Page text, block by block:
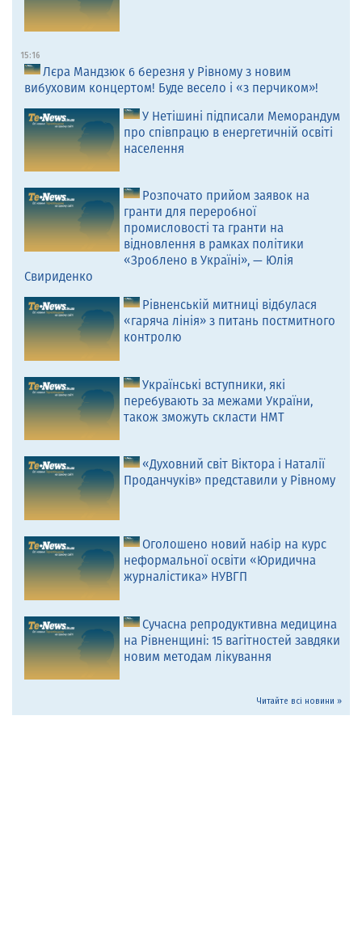
15:16
Лєра Мандзюк 6 березня у Рівному з новим
вибуховим концертом! Буде весело і «з перчиком»!
У Нетішині підписали Меморандум
про співпрацю в енергетичній освіті
населення
Розпочато прийом заявок на
гранти для переробної
промисловості та гранти на
відновлення в рамках політики
«Зроблено в Україні», — Юлія
Свириденко
Рівненській митниці відбулася
«гаряча лінія» з питань постмитного
контролю
Українські вступники, які
перебувають за межами України,
також зможуть скласти НМТ
«Духовний світ Віктора і Наталії
Проданчуків» представили у Рівному
Оголошено новий набір на курс
неформальної освіти «Юридична
журналістика» НУВГП
Сучасна репродуктивна медицина
на Рівненщині: 15 вагітностей завдяки
новим методам лікування
Читайте всі новини »